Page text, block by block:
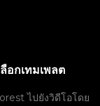
กเทมเพลต
ไปยังวิดีโอโดย